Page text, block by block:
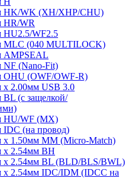
HK/WK (XH/XHP/CHU)
HR/WR
HU2.5/WF2.5
MLC (040 MULTILOCK)
AMPSEAL
NF (Nano-Fit)
OHU (OWF/OWF-R)
x 2.00мм USB 3.0
(с защелкой/
HU/WF (MX)
IDC (на провод)
х 1.50мм MM (Micro-Match)
х 2.54мм BH
х 2.54мм BL (BLD/BLS/BWL)
х 2.54мм IDC/IDM (IDCC на